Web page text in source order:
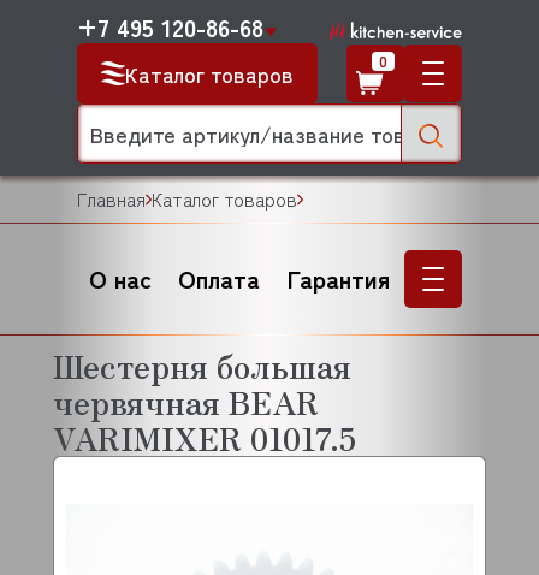
Каталог товаров
+7 495 120-86-68
0
Главная Каталог товаров
О нас Оплата Гарантия
Шестерня большая
червячная BEAR
VARIMIXER 01017.5